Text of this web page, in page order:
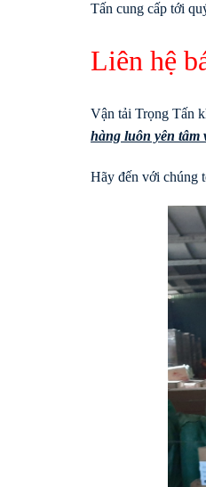
Tấn cung cấp tới
Liên hệ
Vận tải Trọng Tấn
hàng luôn yên tâm
Hãy đến với chúng